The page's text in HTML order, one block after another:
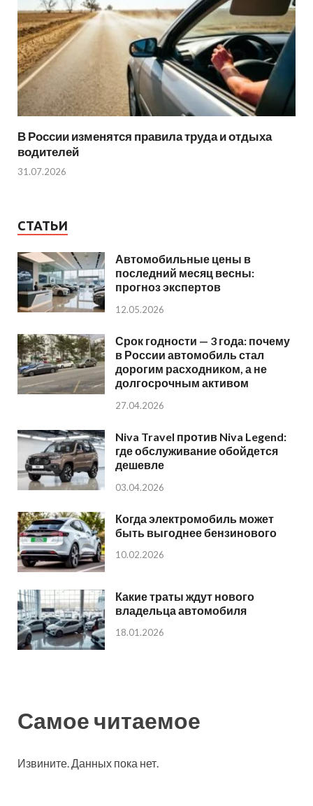
В России изменятся правила труда и отдыха
водителей
31.07.2026
СТАТЬИ
Автомобильные цены в
последний месяц весны:
прогноз экспертов
12.05.2026
Срок годности — 3 года: почему
в России автомобиль стал
дорогим расходником, а не
долгосрочным активом
27.04.2026
Niva Travel против Niva Legend:
где обслуживание обойдется
дешевле
03.04.2026
Когда электромобиль может
быть выгоднее бензинового
10.02.2026
Какие траты ждут нового
владельца автомобиля
18.01.2026
Самое читаемое
Извините. Данных пока нет.